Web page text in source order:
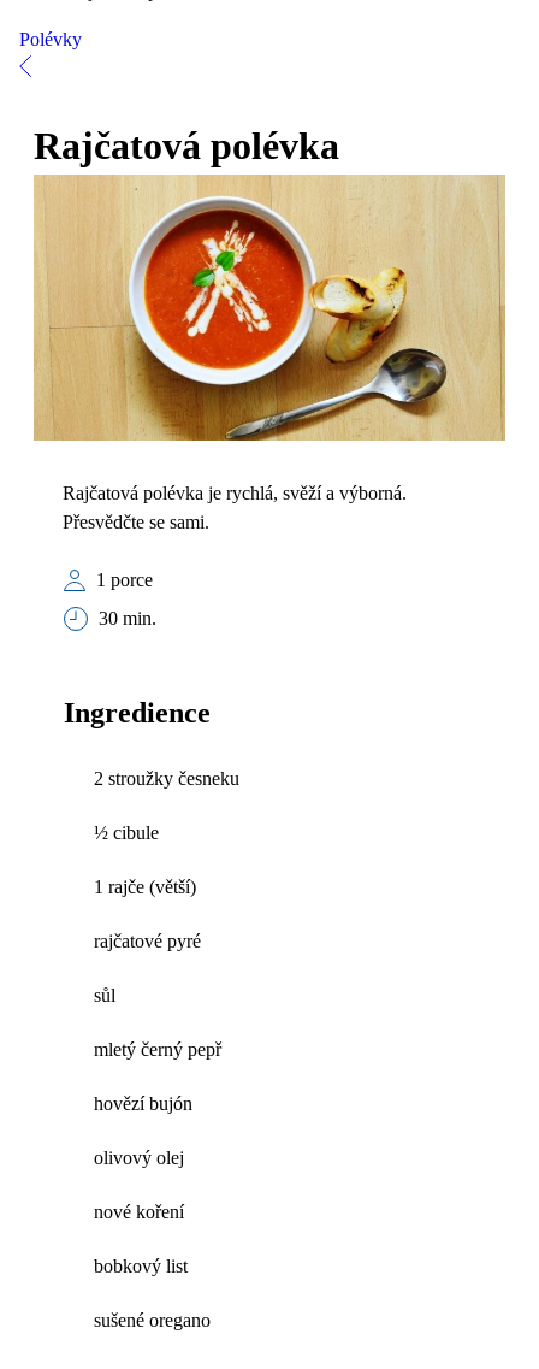
Polévky
Rajčatová polévka
Rajčatová polévka je rychlá, svěží a výborná.
Přesvědčte se sami.
1 porce
30 min.
Ingredience
2 stroužky česneku
½ cibule
1 rajče (větší)
rajčatové pyré
sůl
mletý černý pepř
hovězí bujón
olivový olej
nové koření
bobkový list
sušené oregano